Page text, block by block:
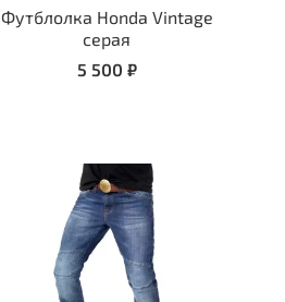
Футблолка Honda Vintage
серая
5 500 ₽